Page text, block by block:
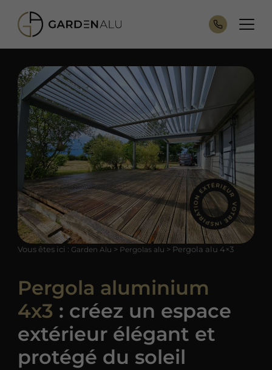
Vous êtes ici : Garden Alu > Pergolas alu > Pergola alu 4×3
Pergola aluminium
4x3 : créez un espace
extérieur élégant et
protégé du soleil